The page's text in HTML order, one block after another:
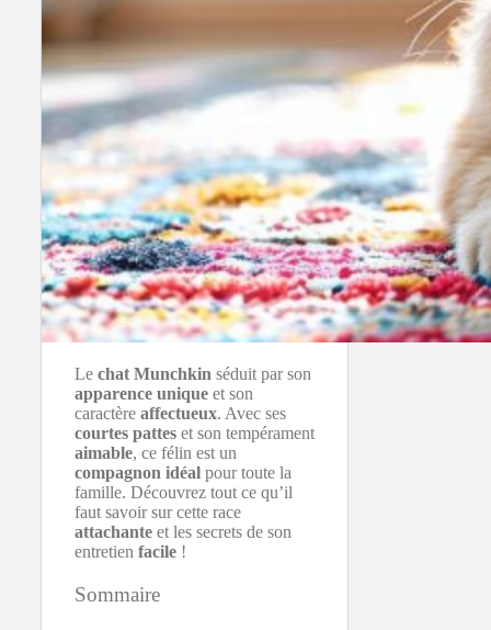
Le chat Munchkin séduit par son
apparence unique et son
caractère affectueux. Avec ses
courtes pattes et son tempérament
aimable, ce félin est un
compagnon idéal pour toute la
famille. Découvrez tout ce qu’il
faut savoir sur cette race
attachante et les secrets de son
entretien facile !
Sommaire